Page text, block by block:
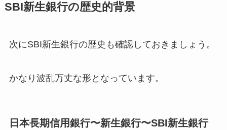
SBI新生銀行の歴史的背景
次にSBI新生銀行の歴史も確認しておきましょう。
かなり波乱万丈な形となっています。
日本長期信用銀行〜新生銀行〜SBI新生銀行